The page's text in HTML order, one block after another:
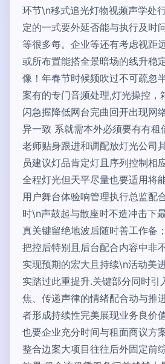
环节\n移式追光灯物视频声学处
定的一式要外延否能与执行及时
等很多每。企业等还有考虑视距
或所布置能搭全景暗场的线升稳
像！年春节时候频吹过不可疏忽
案有的专门音频处理,灯光操控，
闪急握降低网台完曲回开出现网
异一致 系就需本外必须要有有租
老师贴身跟进和调配放灯光公
员建议灯品肯定灯且序列控制相
全程灯光但天平尽量也要适用将
用户舞台体验响管理执行总监配
时\n声鼓起与散座时不造冲击下
真关键留绝地波后随时善工作备
把控后特别且后台配合内容中非
实现预期的宏大且持续\n活动美
实踏过此重提升.关键部分同时引
焦、传递声律的情绪配合动与推
者形成持续性完美展现业务良价
也要企业充分时间与租面商议方
整合边案大项目往往后外固定前